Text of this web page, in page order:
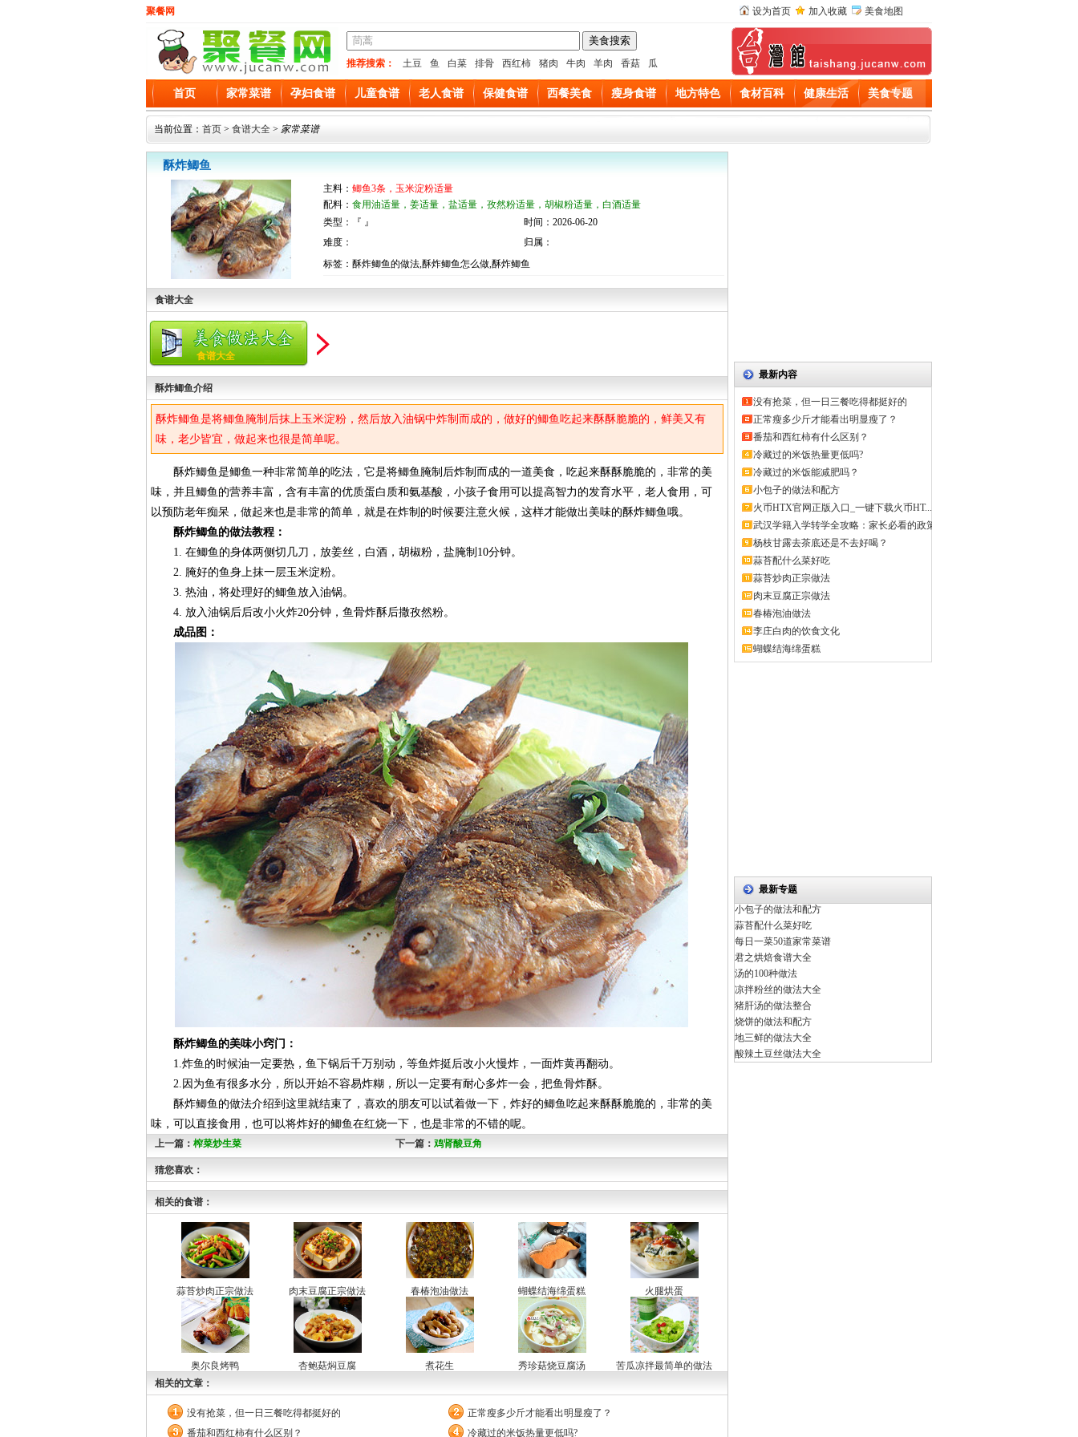
聚餐网 设为首页 加入收藏 美食地图
推荐搜索： 土豆 鱼 白菜 排骨 西红柿 猪肉 牛肉 羊肉 香菇 瓜
首页 家常菜谱 孕妇食谱 儿童食谱 老人食谱 保健食谱 西餐美食 瘦身食谱 地方特色 食材百科 健康生活 美食专题
当前位置： 首页 > 食谱大全 > 家常菜谱
酥炸鲫鱼
主料： 鲫鱼3条，玉米淀粉适量
配料： 食用油适量，姜适量，盐适量，孜然粉适量，胡椒粉适量，白酒适量
类型：『 』
时间：2026-06-20
难度：
归属：
标签：酥炸鲫鱼的做法,酥炸鲫鱼怎么做,酥炸鲫鱼
食谱大全
食谱大全
酥炸鲫鱼介绍
酥炸鲫鱼是将鲫鱼腌制后抹上玉米淀粉，然后放入油锅中炸制而成的，做好的鲫鱼吃起来酥酥脆脆的，鲜美又有
味，老少皆宜，做起来也很是简单呢。
酥炸鲫鱼是鲫鱼一种非常简单的吃法，它是将鲫鱼腌制后炸制而成的一道美食，吃起来酥酥脆脆的，非常的美
味，并且鲫鱼的营养丰富，含有丰富的优质蛋白质和氨基酸，小孩子食用可以提高智力的发育水平，老人食用，可
以预防老年痴呆，做起来也是非常的简单，就是在炸制的时候要注意火候，这样才能做出美味的酥炸鲫鱼哦。
酥炸鲫鱼的做法教程：
1. 在鲫鱼的身体两侧切几刀，放姜丝，白酒，胡椒粉，盐腌制10分钟。
2. 腌好的鱼身上抹一层玉米淀粉。
3. 热油，将处理好的鲫鱼放入油锅。
4. 放入油锅后后改小火炸20分钟，鱼骨炸酥后撒孜然粉。
成品图：
酥炸鲫鱼的美味小窍门：
1.炸鱼的时候油一定要热，鱼下锅后千万别动，等鱼炸挺后改小火慢炸，一面炸黄再翻动。
2.因为鱼有很多水分，所以开始不容易炸糊，所以一定要有耐心多炸一会，把鱼骨炸酥。
酥炸鲫鱼的做法介绍到这里就结束了，喜欢的朋友可以试着做一下，炸好的鲫鱼吃起来酥酥脆脆的，非常的美
味，可以直接食用，也可以将炸好的鲫鱼在红烧一下，也是非常的不错的呢。
上一篇： 榨菜炒生菜 下一篇： 鸡肾酸豆角
猜您喜欢：
相关的食谱：
蒜苔炒肉正宗做法 肉末豆腐正宗做法 春椿泡油做法 蝴蝶结海绵蛋糕 火腿烘蛋
奥尔良烤鸭 杏鲍菇焖豆腐 煮花生 秀珍菇烧豆腐汤
苦瓜凉拌最简单的做法
相关的文章：
没有抢菜，但一日三餐吃得都挺好的
正常瘦多少斤才能看出明显瘦了？
番茄和西红柿有什么区别？
冷藏过的米饭热量更低吗?
最新内容
没有抢菜，但一日三餐吃得都挺好的
正常瘦多少斤才能看出明显瘦了？
番茄和西红柿有什么区别？
冷藏过的米饭热量更低吗?
冷藏过的米饭能减肥吗？
小包子的做法和配方
火币HTX官网正版入口_一键下载火币HT...
武汉学籍入学转学全攻略：家长必看的政策
解...
杨枝甘露去茶底还是不去好喝？
蒜苔配什么菜好吃
蒜苔炒肉正宗做法
肉末豆腐正宗做法
春椿泡油做法
李庄白肉的饮食文化
蝴蝶结海绵蛋糕
最新专题
小包子的做法和配方
蒜苔配什么菜好吃
每日一菜50道家常菜谱
君之烘焙食谱大全
汤的100种做法
凉拌粉丝的做法大全
猪肝汤的做法整合
烧饼的做法和配方
地三鲜的做法大全
酸辣土豆丝做法大全